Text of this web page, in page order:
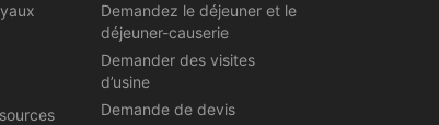
Demandez le déjeuner et le
déjeuner-causerie
Demander des visites
d’usine
Demande de devis